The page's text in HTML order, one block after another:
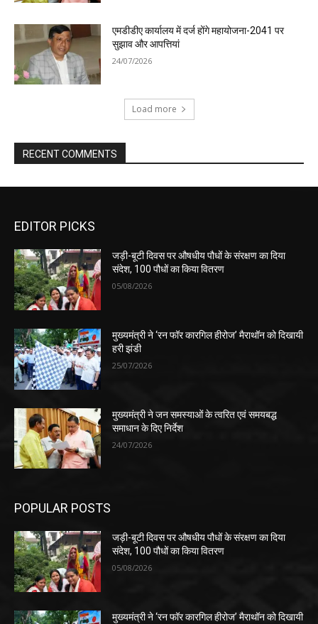
एमडीडीए कार्यालय में दर्ज होंगे महायोजना-2041 पर
सुझाव और आपत्तियां
24/07/2026
Load more
RECENT COMMENTS
EDITOR PICKS
जड़ी-बूटी दिवस पर औषधीय पौधों के संरक्षण का दिया
संदेश, 100 पौधों का किया वितरण
05/08/2026
मुख्यमंत्री ने ‘रन फॉर कारगिल हीरोज’ मैराथॉन को दिखायी
हरी झंडी
25/07/2026
मुख्यमंत्री ने जन समस्याओं के त्वरित एवं समयबद्ध
समाधान के दिए निर्देश
24/07/2026
POPULAR POSTS
जड़ी-बूटी दिवस पर औषधीय पौधों के संरक्षण का दिया
संदेश, 100 पौधों का किया वितरण
05/08/2026
मुख्यमंत्री ने ‘रन फॉर कारगिल हीरोज’ मैराथॉन को दिखायी